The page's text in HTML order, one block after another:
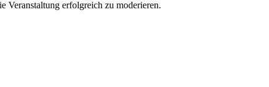
Veranstaltung erfolgreich zu moderieren.